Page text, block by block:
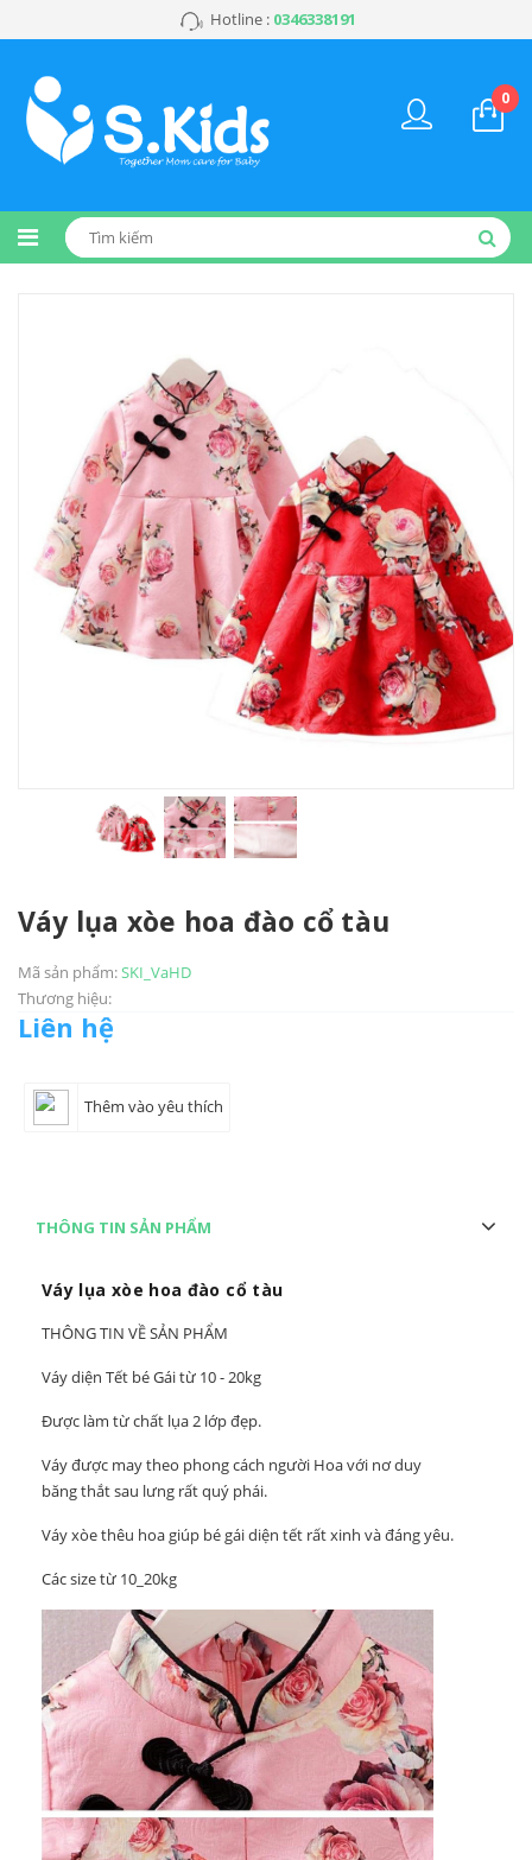
Hotline : 0346338191
0
Váy lụa xòe hoa đào cổ tàu
Mã sản phẩm:SKI_VaHD
Thương hiệu:
Liên hệ
Thêm vào yêu thích
THÔNG TIN SẢN PHẨM
Váy lụa xòe hoa đào cổ tàu
THÔNG TIN VỀ SẢN PHẨM
Váy diện Tết bé Gái từ 10 - 20kg
Được làm từ chất lụa 2 lớp đẹp.
Váy được may theo phong cách người Hoa với nơ duy
băng thắt sau lưng rất quý phái.
Váy xòe thêu hoa giúp bé gái diện tết rất xinh và đáng yêu.
Các size từ 10_20kg